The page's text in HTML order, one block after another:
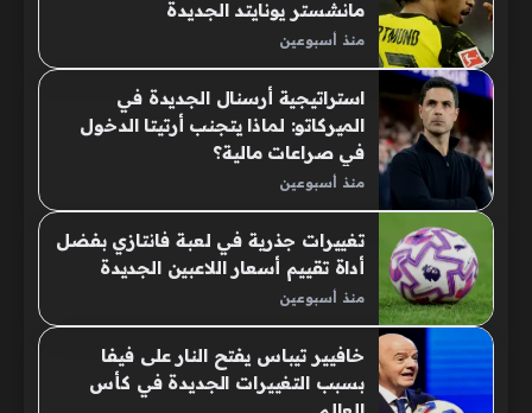
مانشستر يونايتد الجديدة
منذ أسبوعين
استراتيجية أرسنال الجديدة في
الميركاتو: لماذا يتجنب أرتيتا الدخول
في صراعات مالية؟
منذ أسبوعين
تغييرات جذرية في لعبة فانتازي بفضل
أداة تقييم أسعار اللاعبين الجديدة
منذ أسبوعين
خافيير تيباس يفتح النار على فيفا
بسبب التغييرات الجديدة في كأس